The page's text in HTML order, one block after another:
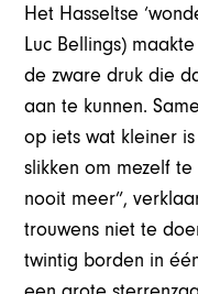
Het Hasseltse
Luc Bellings)
de zware druk die
aan te kunnen.
op iets wat kleiner
slikken om mezelf
nooit meer”,
trouwens niet te
twintig borden in